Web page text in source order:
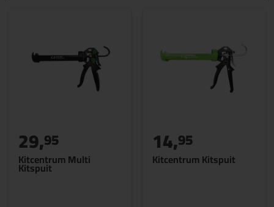
Kitcentrum Multi
Kitspuit
29,95
Kitcentrum Kitspuit
14,95